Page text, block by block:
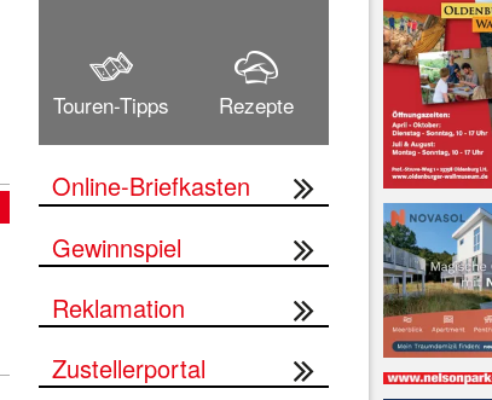
Touren-Tipps Rezepte
Online-Briefkasten
Gewinnspiel
Reklamation
Zustellerportal